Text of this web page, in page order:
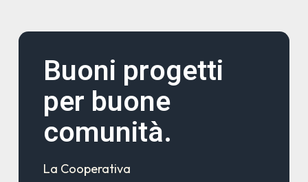
Buoni progetti
per buone
comunità.
La Cooperativa